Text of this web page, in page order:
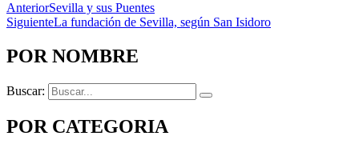
AnteriorSevilla y sus Puentes
SiguienteLa fundación de Sevilla, según San Isidoro
POR NOMBRE
Buscar:
POR CATEGORIA